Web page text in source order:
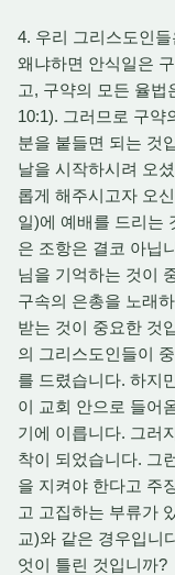
4. 우리 그리스도인
왜냐하면 안식일은
고, 구약의 모든 율법
10:1). 그러므로 구약
분을 붙들면 되는 것
날을 시작하시려 오
롭게 해주시고자 오
일)에 예배를 드리는
은 조항은 결코 아닙
님을 기억하는 것이
구속의 은총을 노래
받는 것이 중요한 것
의 그리스도인들이
를 드렸습니다. 하지
이 교회 안으로 들어
기에 이릅니다. 그러
착이 되었습니다. 그
을 지켜야 한다고 주
고 고집하는 부류가
교)와 같은 경우입니
엇이 틀린 것입니까?